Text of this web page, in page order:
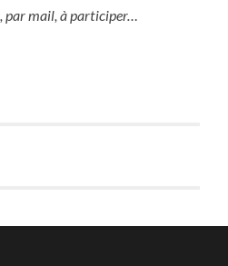
par mail, à participer…